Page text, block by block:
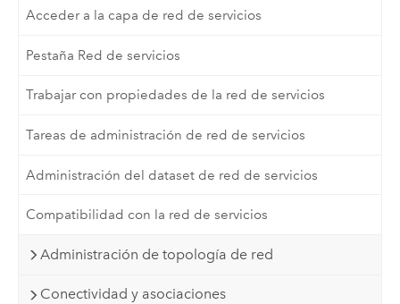
Acceder a la capa de red de servicios
Pestaña Red de servicios
Trabajar con propiedades de la red de servicios
Tareas de administración de red de servicios
Administración del dataset de red de servicios
Compatibilidad con la red de servicios
Administración de topología de red
Conectividad y asociaciones